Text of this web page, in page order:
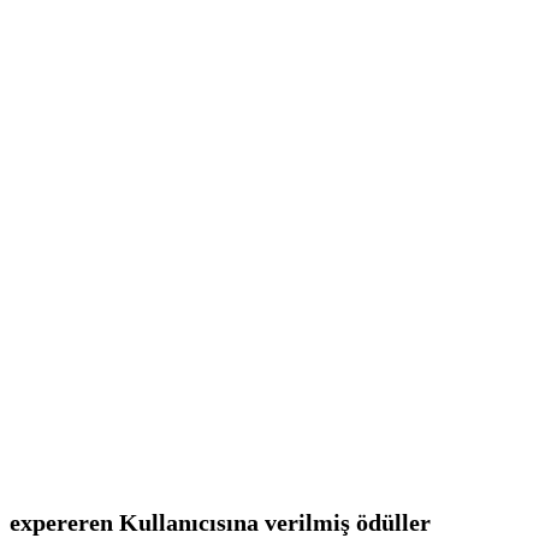
expereren Kullanıcısına verilmiş ödüller